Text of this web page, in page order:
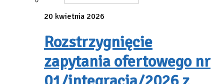
20 kwietnia 2026
Rozstrzygnięcie
zapytania ofertowego nr